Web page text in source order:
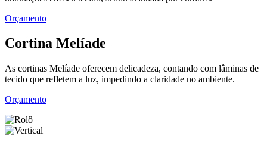
Orçamento
Cortina Melíade
As cortinas Melíade oferecem delicadeza, contando com lâminas de
tecido que refletem a luz, impedindo a claridade no ambiente.
Orçamento